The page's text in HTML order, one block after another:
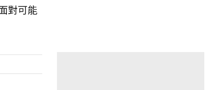
對可能